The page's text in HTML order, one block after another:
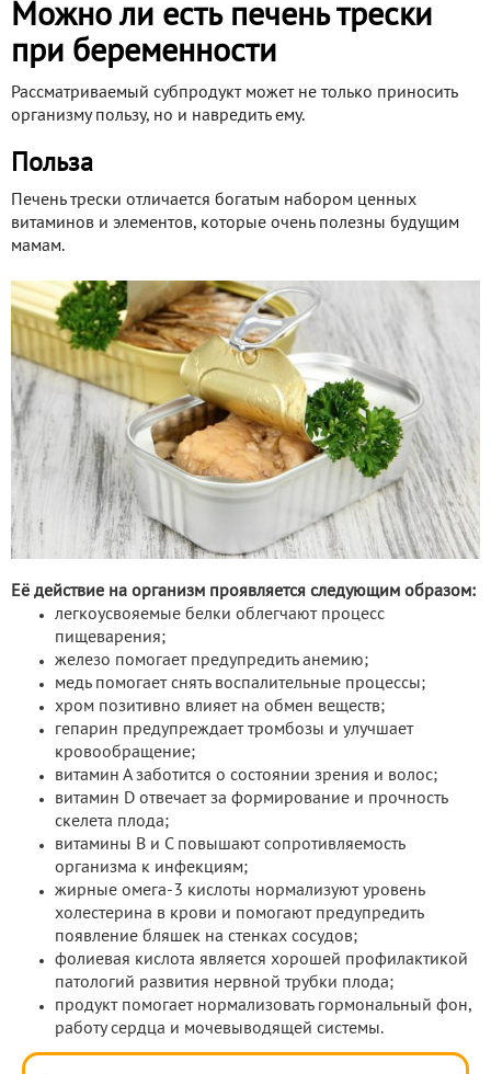
Можно ли есть печень трески
при беременности
Рассматриваемый субпродукт может не только приносить
организму пользу, но и навредить ему.
Польза
Печень трески отличается богатым набором ценных
витаминов и элементов, которые очень полезны будущим
мамам.
Её действие на организм проявляется следующим образом:
легкоусвояемые белки облегчают процесс
пищеварения;
железо помогает предупредить анемию;
медь помогает снять воспалительные процессы;
хром позитивно влияет на обмен веществ;
гепарин предупреждает тромбозы и улучшает
кровообращение;
витамин А заботится о состоянии зрения и волос;
витамин D отвечает за формирование и прочность
скелета плода;
витамины В и С повышают сопротивляемость
организма к инфекциям;
жирные омега-3 кислоты нормализуют уровень
холестерина в крови и помогают предупредить
появление бляшек на стенках сосудов;
фолиевая кислота является хорошей профилактикой
патологий развития нервной трубки плода;
продукт помогает нормализовать гормональный фон,
работу сердца и мочевыводящей системы.